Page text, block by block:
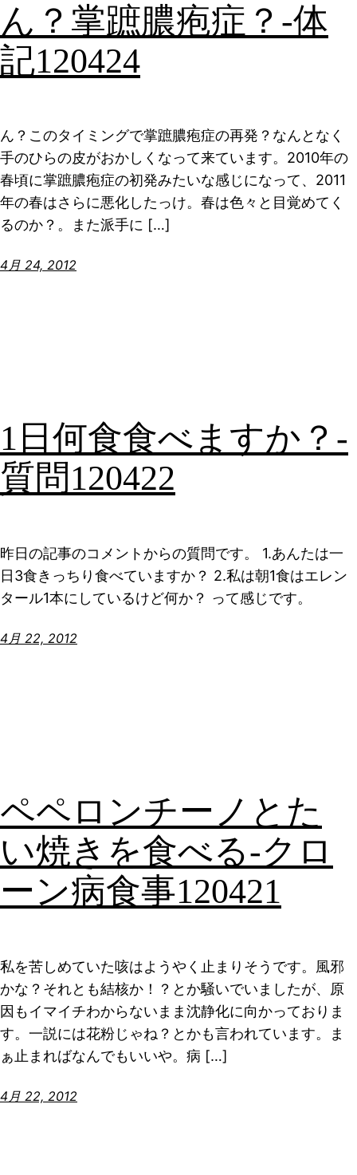
ん？掌蹠膿疱症？-体
記120424
ん？このタイミングで掌蹠膿疱症の再発？なんとなく
手のひらの皮がおかしくなって来ています。2010年の
春頃に掌蹠膿疱症の初発みたいな感じになって、2011
年の春はさらに悪化したっけ。春は色々と目覚めてく
るのか？。また派手に […]
4月 24, 2012
1日何食食べますか？-
質問120422
昨日の記事のコメントからの質問です。 1.あんたは一
日3食きっちり食べていますか？ 2.私は朝1食はエレン
タール1本にしているけど何か？ って感じです。
4月 22, 2012
ペペロンチーノとた
い焼きを食べる-クロ
ーン病食事120421
私を苦しめていた咳はようやく止まりそうです。風邪
かな？それとも結核か！？とか騒いでいましたが、原
因もイマイチわからないまま沈静化に向かっておりま
す。一説には花粉じゃね？とかも言われています。ま
ぁ止まればなんでもいいや。病 […]
4月 22, 2012